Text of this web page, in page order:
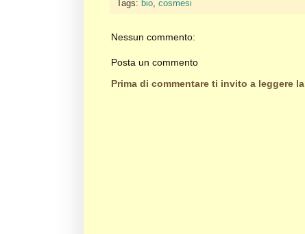
Tags: bio cosmesi
Nessun commento:
Posta un commento
Prima di commentare ti invito a leggere la